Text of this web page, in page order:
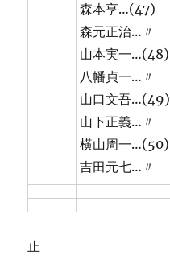
森本亨…(47)
森元正治…〃
山本実一…(48)
八幡貞一…〃
山口文吾…(49)
山下正義…〃
横山周一…(50)
吉田元七…〃
止